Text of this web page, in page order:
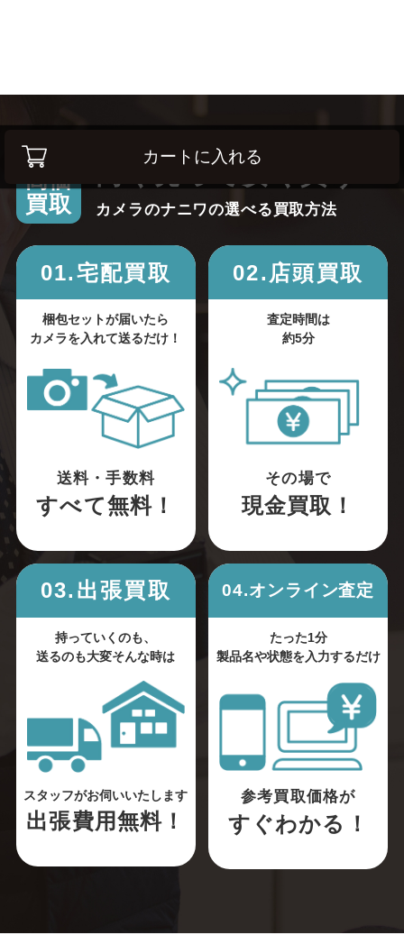
カートに入れる
高価
買取
高く売って安く買う！
カメラのナニワの選べる買取方法
01.宅配買取
梱包セットが届いたら
カメラを入れて送るだけ！
送料・手数料
すべて無料！
02.店頭買取
査定時間は
約5分
その場で
現金買取！
03.出張買取
持っていくのも、
送るのも大変そんな時は
スタッフがお伺いいたします
出張費用無料！
04.オンライン査定
たった1分
製品名や状態を入力するだけ
参考買取価格が
すぐわかる！